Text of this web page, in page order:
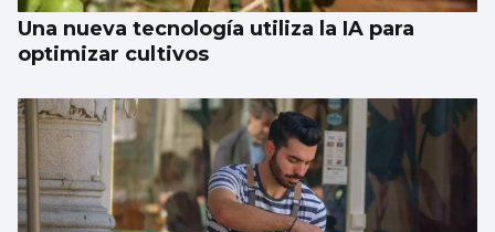
Una nueva tecnología utiliza la IA para
optimizar cultivos